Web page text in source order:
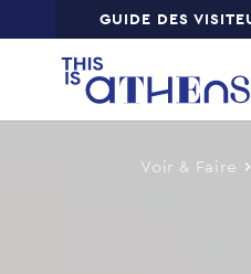
content
Top GUIDE DES
Voir & Faire